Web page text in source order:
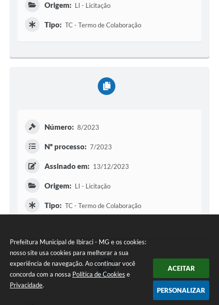
Prefeitura Municipal de Ibiraci - MG e os cookies:
nosso site usa cookies para melhorar a sua
experiência de navegação. Ao continuar você
concorda com a nossa Política de Cookies e
Privacidade.
ACEITAR
PERSONALIZAR
Origem: LI - Licitação
Tipo: TC - Termo de Colaboração
Número: 8/2023
Nº processo: 7/2023
Assinado em: 13/12/2023
Origem: LI - Licitação
Tipo: TC - Termo de Colaboração